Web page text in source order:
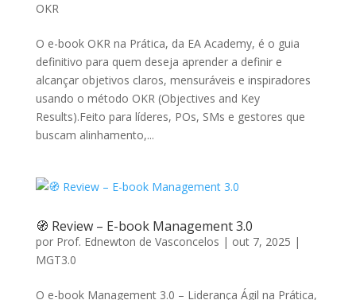
OKR
O e-book OKR na Prática, da EA Academy, é o guia
definitivo para quem deseja aprender a definir e
alcançar objetivos claros, mensuráveis e inspiradores
usando o método OKR (Objectives and Key
Results).Feito para líderes, POs, SMs e gestores que
buscam alinhamento,...
🧭 Review – E-book Management 3.0
por Prof. Ednewton de Vasconcelos | out 7, 2025 |
MGT3.0
O e-book Management 3.0 – Liderança Ágil na Prática,